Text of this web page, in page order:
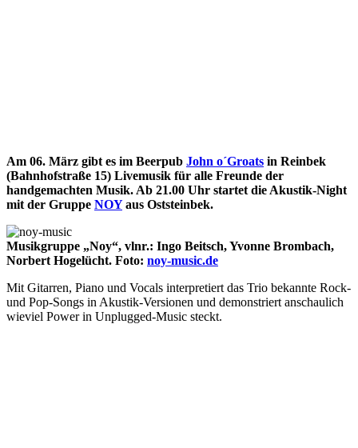
Am 06. März gibt es im Beerpub John o´Groats in Reinbek
(Bahnhofstraße 15) Livemusik für alle Freunde der
handgemachten Musik. Ab 21.00 Uhr startet die Akustik-Night
mit der Gruppe NOYaus Oststeinbek.
Musikgruppe „Noy“, vlnr.: Ingo Beitsch, Yvonne Brombach,
Norbert Hogelücht. Foto: noy-music.de
Mit Gitarren, Piano und Vocals interpretiert das Trio bekannte Rock-
und Pop-Songs in Akustik-Versionen und demonstriert anschaulich
wieviel Power in Unplugged-Music steckt.